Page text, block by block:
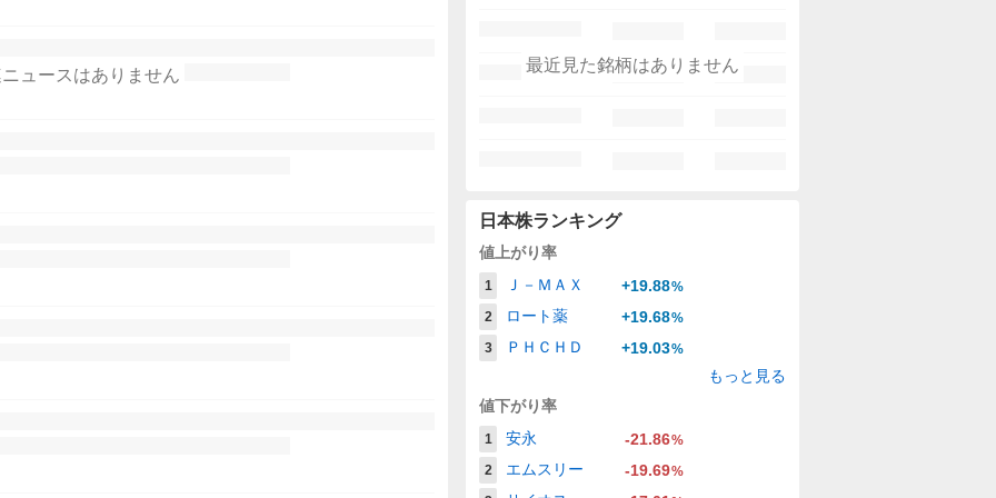
ュースはありません
最近見た銘柄はありません
日本株ランキング
値上がり率
1 Ｊ－ＭＡＸ +19.88%
2
ロート薬 +19.68%
3
ＰＨＣＨＤ +19.03%
もっと見る
値下がり率
1 安永 -21.86%
2
エムスリー -19.69%